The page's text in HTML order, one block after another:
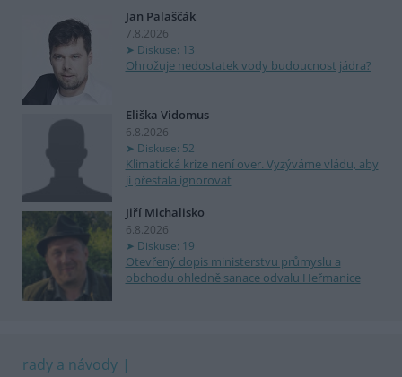
Jan Palaščák
7.8.2026
Diskuse: 13
Ohrožuje nedostatek vody budoucnost jádra?
Eliška Vidomus
6.8.2026
Diskuse: 52
Klimatická krize není over. Vyzýváme vládu, aby
ji přestala ignorovat
Jiří Michalisko
6.8.2026
Diskuse: 19
Otevřený dopis ministerstvu průmyslu a
obchodu ohledně sanace odvalu Heřmanice
rady a návody